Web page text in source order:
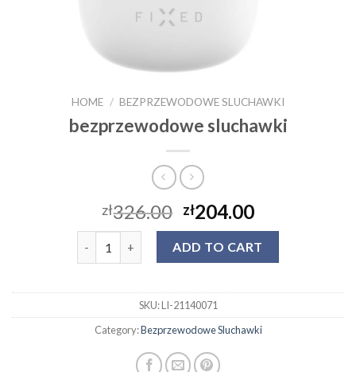
HOME / BEZPRZEWODOWE SLUCHAWKI
bezprzewodowe sluchawki
zł326.00 zł204.00
bezprzewodowe sluchawki quantity
ADD TO CART
SKU:LI-21140071
Category:Bezprzewodowe Sluchawki